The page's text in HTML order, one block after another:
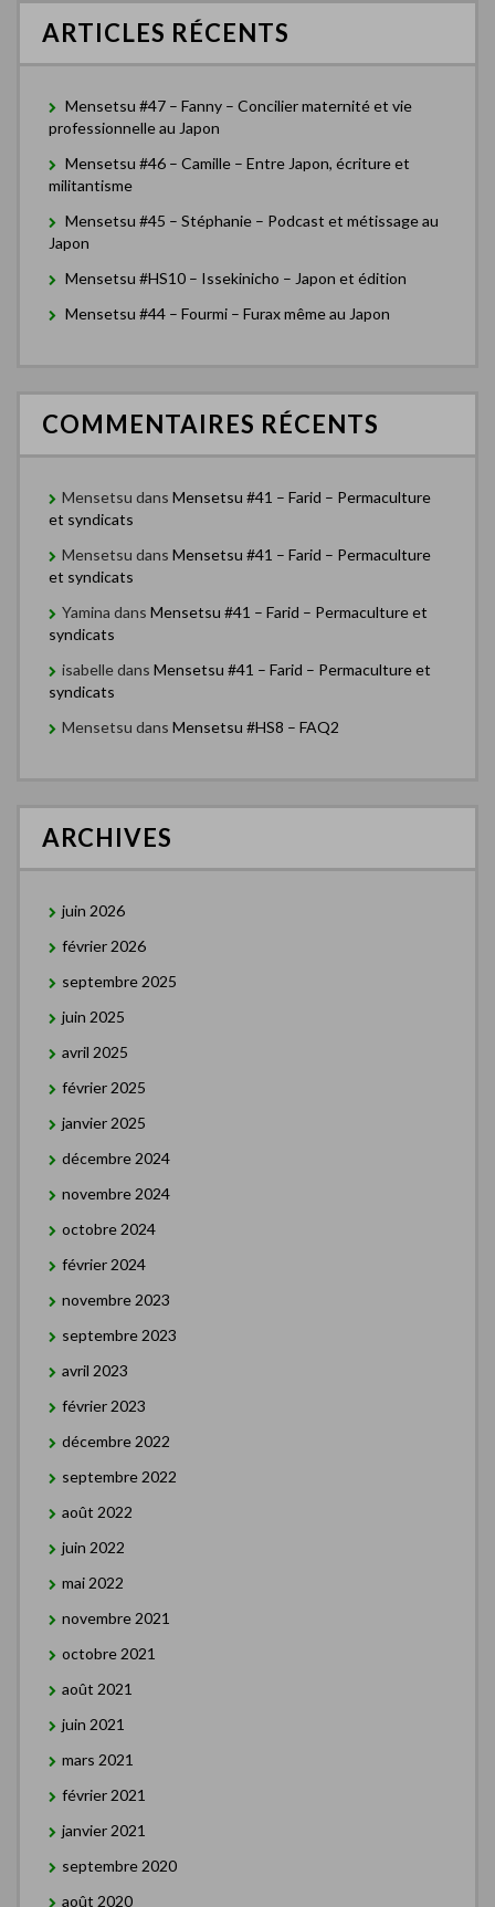
a
t
o
n
e
a
t
c
e
h
ARTICLES RÉCENTS
Mensetsu #47 – Fanny – Concilier maternité et vie
professionnelle au Japon
Mensetsu #46 – Camille – Entre Japon, écriture et
militantisme
Mensetsu #45 – Stéphanie – Podcast et métissage au
Japon
Mensetsu #HS10 – Issekinicho – Japon et édition
Mensetsu #44 – Fourmi – Furax même au Japon
COMMENTAIRES RÉCENTS
Mensetsu dans Mensetsu #41 – Farid – Permaculture
et syndicats
Mensetsu dans Mensetsu #41 – Farid – Permaculture
et syndicats
Yamina dans Mensetsu #41 – Farid – Permaculture et
syndicats
isabelledans Mensetsu #41 – Farid – Permaculture et
syndicats
Mensetsu dans Mensetsu #HS8 – FAQ2
ARCHIVES
juin 2026
février 2026
septembre 2025
juin 2025
avril 2025
février 2025
janvier 2025
décembre 2024
novembre 2024
octobre 2024
février 2024
novembre 2023
septembre 2023
avril 2023
février 2023
décembre 2022
septembre 2022
août 2022
juin 2022
mai 2022
novembre 2021
octobre 2021
août 2021
juin 2021
mars 2021
février 2021
janvier 2021
septembre 2020
août 2020